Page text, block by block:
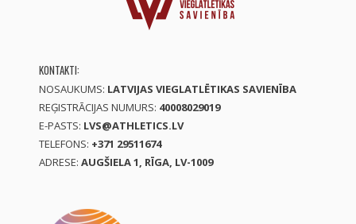
KONTAKTI:
NOSAUKUMS: LATVIJAS VIEGLATLĒTIKAS SAVIENĪBA
REĢISTRĀCIJAS NUMURS: 40008029019
E-PASTS: LVS@ATHLETICS.LV
TELEFONS: +371 29511674
ADRESE: AUGŠIELA 1, RĪGA, LV-1009